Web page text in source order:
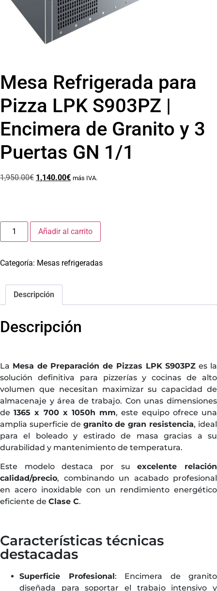
Mesa Refrigerada para
Pizza LPK S903PZ |
Encimera de Granito y 3
Puertas GN 1/1
1,950.00€ 1,140.00€ más IVA.
Añadir al carrito
Categoría: Mesas refrigeradas
Descripción
Descripción
La Mesa de Preparación de Pizzas LPK S903PZ es la
solución definitiva para pizzerías y cocinas de alto
volumen que necesitan maximizar su capacidad de
almacenaje y área de trabajo. Con unas dimensiones
de1365 x 700 x 1050h mm, este equipo ofrece una
amplia superficie de granito de gran resistencia, ideal
para el boleado y estirado de masa gracias a su
durabilidad y mantenimiento de temperatura.
Este modelo destaca por suexcelente relación
calidad/precio, combinando un acabado profesional
en acero inoxidable con un rendimiento energético
eficiente de Clase C.
Características técnicas
destacadas
Superficie Profesional: Encimera de granito
diseñada para soportar el trabajo intensivo y